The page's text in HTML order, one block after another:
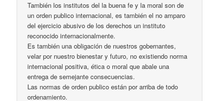
También los institutos del la buena fe y la moral son de
un orden publico internacional, es también el no amparo
del ejercicio abusivo de los derechos un instituto
reconocido internacionalmente.
Es también una obligación de nuestros gobernantes,
velar por nuestro bienestar y futuro, no existiendo norma
internacional positiva, ética o moral que abale una
entrega de semejante consecuencias.
Las normas de orden publico están por arriba de todo
ordenamiento.